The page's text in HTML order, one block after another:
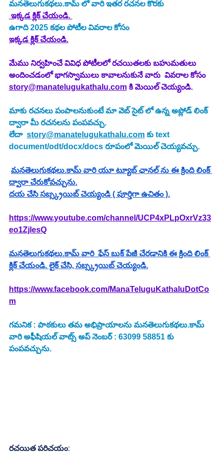
మనతెలుగుకథలు.కామ్ లో వారి ఇతర రచనల కొరకు
ఇక్కడ క్లిక్ చేయండి.
ఉగాది 2025 కథల పోటీల వివరాల కోసం
ఇక్కడ క్లిక్ చేయండి.
మేము నిర్వహించే వివిధ పోటీలలో రచయితలకు బహుమతులు
అందించడంలో భాగస్వాములు కావాలనుకునే వారు  వివరాల కోసం
story@manatelugukathalu.com కి మెయిల్ చెయ్యండి.
మాకు రచనలు పంపాలనుకుంటే మా వెబ్ సైట్ లో ఉన్న అప్లోడ్ లింక్
ద్వారా మీ రచనలను పంపవచ్చు.
లేదా story@manatelugukathalu.com కు text
document/odt/docx/docs రూపంలో మెయిల్ చెయ్యవచ్చు.
మనతెలుగుకథలు.కామ్ వారి యూ ట్యూబ్ ఛానల్ ను ఈ క్రింది లింక్
ద్వారా చేరుకోవచ్చును.
దయ చేసి సబ్స్క్రయిబ్ చెయ్యండి ( పూర్తిగా ఉచితం ).
https://www.youtube.com/channel/UCP4xPLpOxrVz33
eo1ZjlesQ
మనతెలుగుకథలు.కామ్ వారి  ఫేస్ బుక్ పేజీ చేరడానికి ఈ క్రింది లింక్
క్లిక్ చేయండి. లైక్ చేసి, సబ్స్క్రయిబ్ చెయ్యండి.
https://www.facebook.com/ManaTeluguKathaluDotCo
m
గమనిక : పాఠకులు తమ అభిప్రాయాలను మనతెలుగుకథలు.కామ్
వారి అఫీషియల్ వాట్స్ అప్ నెంబర్ : 63099 58851 కు
పంపవచ్చును.
రచయిత పరిచయం: